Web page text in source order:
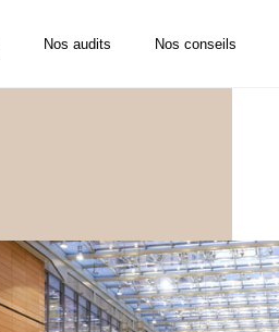
Nos audits Nos conseils